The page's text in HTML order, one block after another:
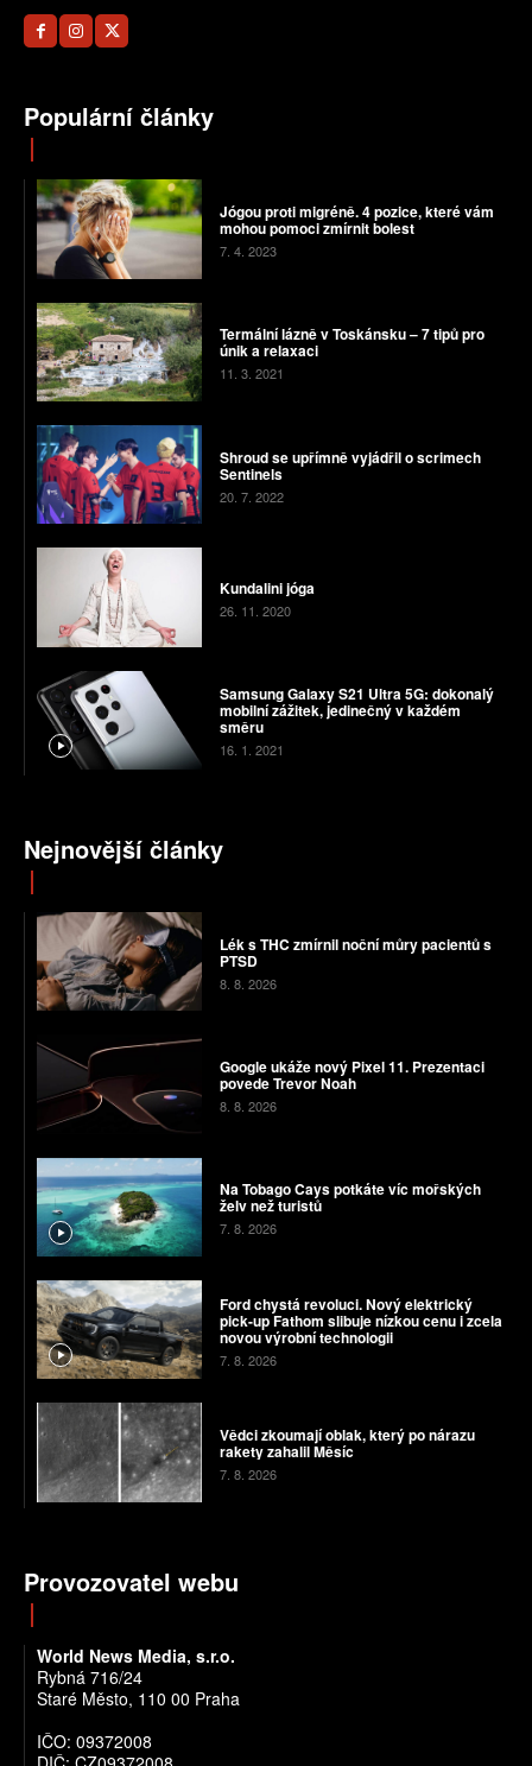
Populární články
Jógou proti migréně. 4 pozice, které vám
mohou pomoci zmírnit bolest
7. 4. 2023
Termální lázně v Toskánsku – 7 tipů pro
únik a relaxaci
11. 3. 2021
Shroud se upřímně vyjádřil o scrimech
Sentinels
20. 7. 2022
Kundalini jóga
26. 11. 2020
Samsung Galaxy S21 Ultra 5G: dokonalý
mobilní zážitek, jedinečný v každém
směru
16. 1. 2021
Nejnovější články
Lék s THC zmírnil noční můry pacientů s
PTSD
8. 8. 2026
Google ukáže nový Pixel 11. Prezentaci
povede Trevor Noah
8. 8. 2026
Na Tobago Cays potkáte víc mořských
želv než turistů
7. 8. 2026
Ford chystá revoluci. Nový elektrický
pick-up Fathom slibuje nízkou cenu i zcela
novou výrobní technologii
7. 8. 2026
Vědci zkoumají oblak, který po nárazu
rakety zahalil Měsíc
7. 8. 2026
Provozovatel webu
World News Media, s.r.o.
Rybná 716/24
Staré Město, 110 00 Praha
IČO: 09372008